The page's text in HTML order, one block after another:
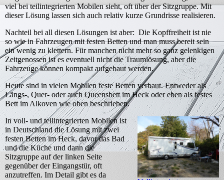
viel bei teilintegrierten Mobilen sieht, oft über der Sitzgruppe. Mit
dieser Lösung lassen sich auch relativ kurze Grundrisse realisieren.
Nachteil bei all diesen Lösungen ist aber: Die Kopffreiheit ist nie
so wie in Fahrzeugen mit festen Betten und man muss bereit sein
ein wenig zu klettern. Für manchen nicht mehr so ganz gelenkigen
Zeitgenossen ist es eventuell nicht die Traumlösung, aber die
Fahrzeuge können kompakt aufgebaut werden.
Heute sind in vielen Mobilen feste Betten verbaut. Entweder als
Längs-, Quer- oder auch Queensbett im Heck oder eben als festes
Bett im Alkoven wie oben beschrieben.
In voll- und teilintegrierten Mobilen ist
in Deutschland die Lösung mit zwei
festen Betten im Heck, davor das Bad
und die Küche und dann die
Sitzgruppe auf der linken Seite
gegenüber der Eingangstür, oft
anzutreffen. Im Detail gibt es da